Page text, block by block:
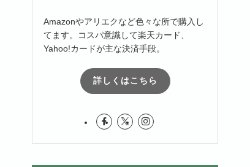
Amazonやアリエクなど色々な所で購入し
てます。コスパ意識して楽天カード、
Yahoo!カードが主な決済手段。
詳しくはこちら